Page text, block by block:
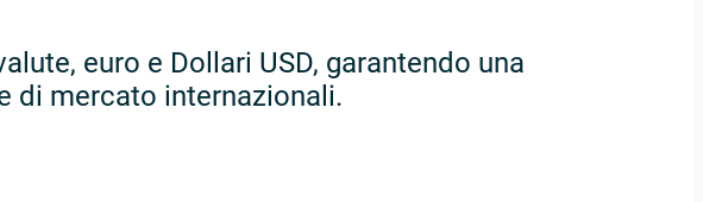
euro e Dollari USD, garantendo una
di mercato internazionali.